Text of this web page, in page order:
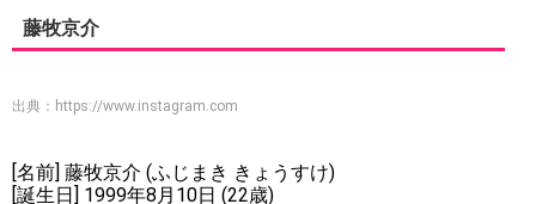
藤牧京介
出典： https://www.instagram.com
[名前] 藤牧京介 (ふじまき きょうすけ)
[誕生日] 1999年8月10日 (22歳)